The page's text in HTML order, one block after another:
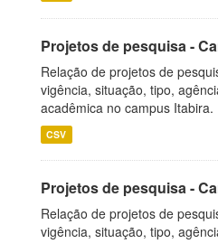
Projetos de pesquisa -
Relação de projetos de
vigência, situação, tipo,
acadêmica no campus Itabira.
CSV
Projetos de pesquisa -
Relação de projetos de
vigência, situação, tipo,